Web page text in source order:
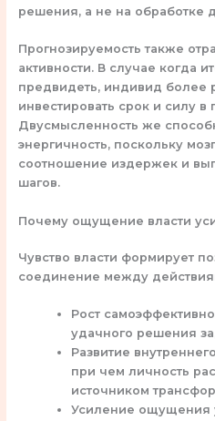
решения, а не на обработке
Прогнозируемость также
активности. В случае когда
предвидеть, индивид более
инвестировать срок и силу в
Двусмысленность же
энергичность, поскольку
соотношение издержек и
шагов.
Почему ощущение власти
Чувство власти формирует
соединение между
Рост
удачного решения
Развитие
при чем личность
источником
Усиление ощущения